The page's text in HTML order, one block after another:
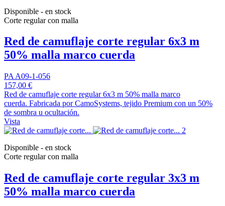
Disponible - en stock
Corte regular con malla
Red de camuflaje corte regular 6x3 m
50% malla marco cuerda
PA A09-1-056
157,00 €
Red de camuflaje corte regular 6x3 m 50% malla marco
cuerda. Fabricada por CamoSystems, tejido Premium con un 50%
de sombra u ocultación.
Vista
Disponible - en stock
Corte regular con malla
Red de camuflaje corte regular 3x3 m
50% malla marco cuerda